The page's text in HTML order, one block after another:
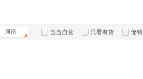
河南 当当自营 只看有货 促销